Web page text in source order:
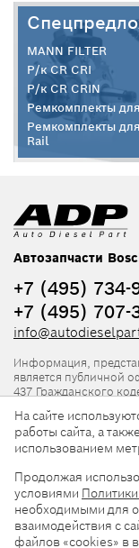
MANN FILTER
Р/к CR CRI
Р/к CR CRIN
Ремкомплекты
Ремкомплекты
Rail
Автозапчасти
+7 (495) 734-
+7 (495) 707-
Информация,
является публичной
437 Гражданского
Нормативная
ADP в
На сайте
работы сайта, а
использованием
Продолжая
условиями
необходимыми для
взаимодействия с
файлов «cookies» в